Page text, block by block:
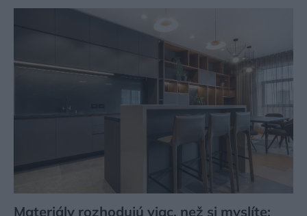
Materiály rozhodujú viac, než si myslíte: